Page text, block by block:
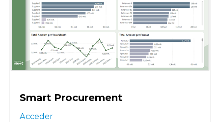
Smart Procurement
Acceder